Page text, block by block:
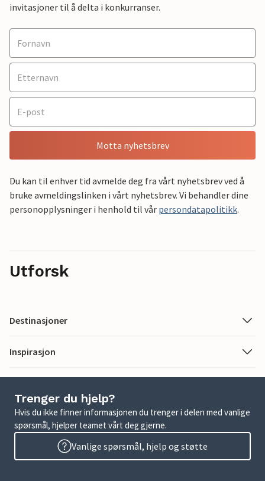
invitasjoner til å delta i konkurranser.
Motta nyhetsbrev
Du kan til enhver tid avmelde deg fra vårt nyhetsbrev ved å
bruke avmeldingslinken i vårt nyhetsbrev. Vi behandler dine
personopplysninger i henhold til vår persondatapolitikk.
Utforsk
Destinasjoner
Inspirasjon
Trenger du hjelp?
Hvis du ikke finner informasjonen du trenger i delen med vanlige
spørsmål, hjelper teamet vårt deg gjerne.
Vanlige spørsmål, hjelp og støtte